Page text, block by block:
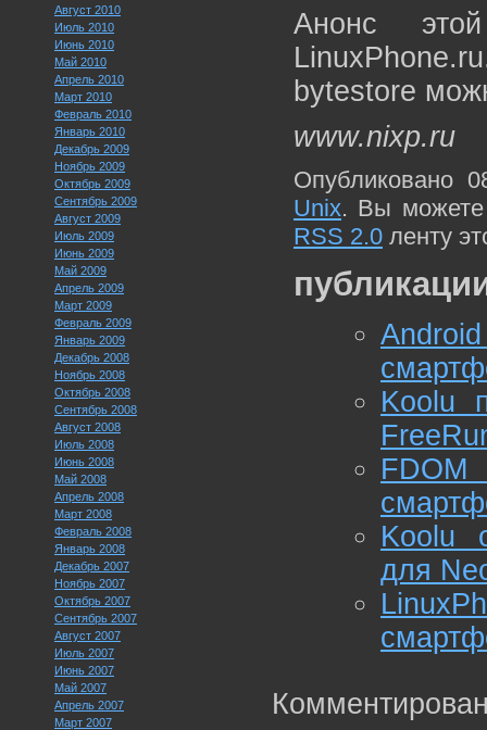
Август 2010
Июль 2010
Июнь 2010
Май 2010
Апрель 2010
Март 2010
Февраль 2010
Январь 2010
Декабрь 2009
Ноябрь 2009
Октябрь 2009
Сентябрь 2009
Август 2009
Июль 2009
Июнь 2009
Май 2009
Апрель 2009
Март 2009
Февраль 2009
Январь 2009
Декабрь 2008
Ноябрь 2008
Октябрь 2008
Сентябрь 2008
Август 2008
Июль 2008
Июнь 2008
Май 2008
Апрель 2008
Март 2008
Февраль 2008
Январь 2008
Декабрь 2007
Ноябрь 2007
Октябрь 2007
Сентябрь 2007
Август 2007
Июль 2007
Июнь 2007
Май 2007
Апрель 2007
Март 2007
Анонс
bytestore
www.nixp.ru
Опубликовано
Unix. Вы можете
RSS 2.0 ленту
Koolu
Koolu
для